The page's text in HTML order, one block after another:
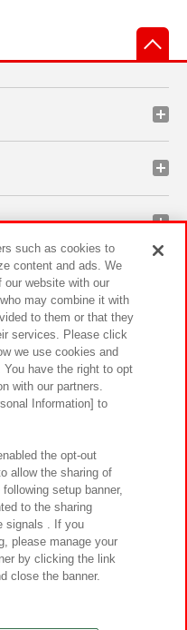
サイトポリシー
セシビリティ方針と検証結果
くあるご質問・お問い合わせ
Inc.
Lab Inc.
such as cookies to
content and ads. We
our website with our
may combine it with
to them or that they
services. Please click
we use cookies and
have the right to opt
with our partners.
Information] to
the opt-out
allow the sharing of
setup banner,
to the sharing
signals . If you
please manage your
by clicking the link
close the banner.